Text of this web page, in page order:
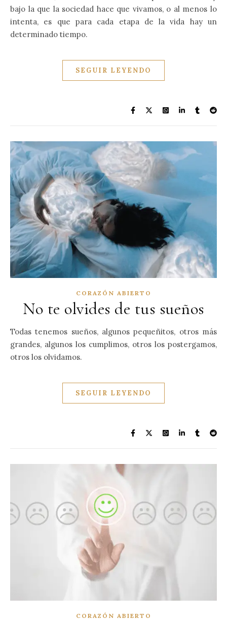
bajo la que la sociedad hace que vivamos, o al menos lo
intenta, es que para cada etapa de la vida hay un
determinado tiempo.
SEGUIR LEYENDO
CORAZÓN ABIERTO
No te olvides de tus sueños
Todas tenemos sueños, algunos pequeñitos, otros más
grandes, algunos los cumplimos, otros los postergamos,
otros los olvidamos.
SEGUIR LEYENDO
CORAZÓN ABIERTO